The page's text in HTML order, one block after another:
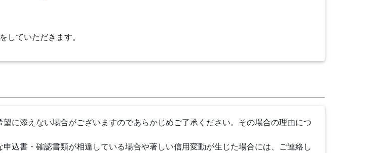
していただきます。
に添えない場合がございますのであらかじめご了承ください。その場合の理由につ
込書・確認書類が相違している場合や著しい信用変動が生じた場合には、ご連絡し